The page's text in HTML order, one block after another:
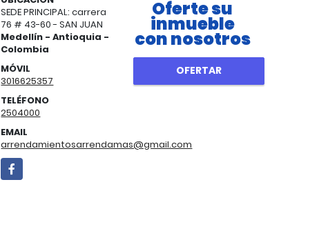
SEDE PRINCIPAL: carrera
76 # 43-60 - SAN JUAN
Medellín - Antioquia -
Colombia
MÓVIL
3016625357
TELÉFONO
2504000
EMAIL
arrendamientosarrendamas@gmail.com
Facebook
Oferte su
inmueble
con nosotros
OFERTAR